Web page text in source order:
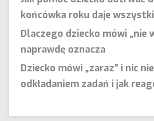
końcówka roku daje
Dlaczego dziecko mówi „nie
naprawdę oznacza
Dziecko mówi „zaraz” i nic
odkładaniem zadań i jak